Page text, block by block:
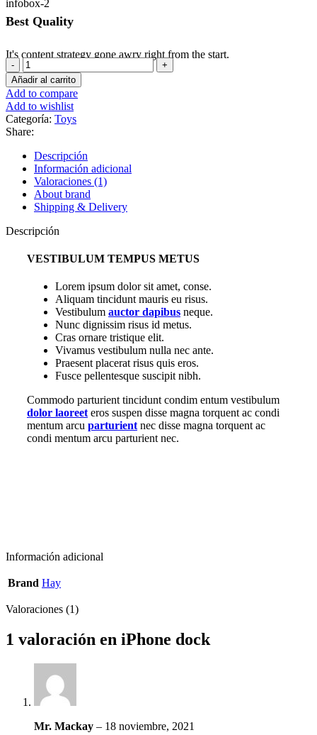
Best Quality
It's content strategy gone awry right from the start.
iPhone
dock
cantidad
Añadir al carrito
Add to compare
Add to wishlist
Categoría: Toys
Share:
Descripción
Información adicional
Valoraciones (1)
About brand
Shipping & Delivery
Descripción
VESTIBULUM TEMPUS METUS
Lorem ipsum dolor sit amet, conse.
Aliquam tincidunt mauris eu risus.
Vestibulum auctor dapibus neque.
Nunc dignissim risus id metus.
Cras ornare tristique elit.
Vivamus vestibulum nulla nec ante.
Praesent placerat risus quis eros.
Fusce pellentesque suscipit nibh.
Commodo parturient tincidunt condim entum vestibulum
dolor laoreet eros suspen disse magna torquent ac condi
mentum arcu parturient nec disse magna torquent ac
condi mentum arcu parturient nec.
Información adicional
Brand Hay
Valoraciones (1)
1 valoración en iPhone dock
Mr. Mackay – 18 noviembre, 2021